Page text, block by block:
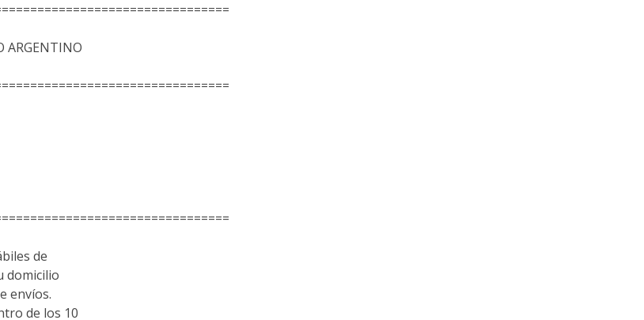
ARGENTINO
de
domicilio
envíos.
de los 10